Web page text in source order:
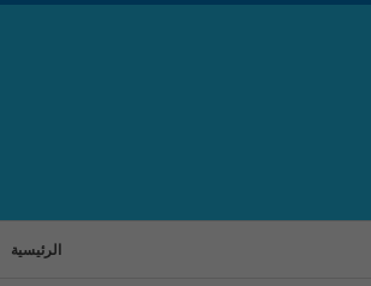
الرئيسية